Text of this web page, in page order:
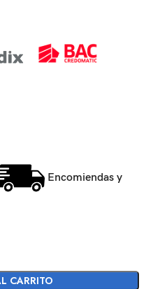
Encomiendas y
CARRITO